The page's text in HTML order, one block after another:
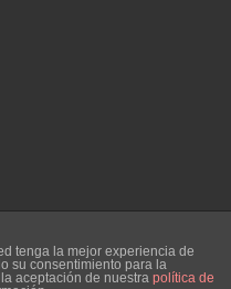
by Dehparadox
tenga la mejor experiencia de
su consentimiento para la
aceptación de nuestra política de